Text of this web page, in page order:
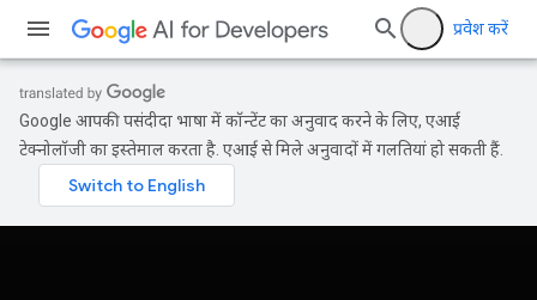
प्रवेश करें
Google आपकी पसंदीदा भाषा में कॉन्टेंट का अनुवाद करने के लिए, एआई
टेक्नोलॉजी का इस्तेमाल करता है. एआई से मिले अनुवादों में गलतियां हो सकती हैं.